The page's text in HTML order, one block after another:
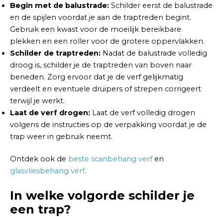
Begin met de balustrade: Schilder eerst de balustrade
en de spijlen voordat je aan de traptreden begint.
Gebruik een kwast voor de moeilijk bereikbare
plekken en een roller voor de grotere oppervlakken.
Schilder de traptreden: Nadat de balustrade volledig
droog is, schilder je de traptreden van boven naar
beneden. Zorg ervoor dat je de verf gelijkmatig
verdeelt en eventuele druipers of strepen corrigeert
terwijl je werkt.
Laat de verf drogen: Laat de verf volledig drogen
volgens de instructies op de verpakking voordat je de
trap weer in gebruik neemt.
Ontdek ook de beste scanbehang verfen
glasvliesbehang verf.
In welke volgorde schilder je
een trap?